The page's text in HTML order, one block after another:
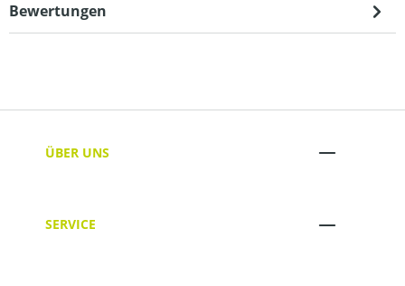
Bewertungen
ÜBER UNS
SERVICE